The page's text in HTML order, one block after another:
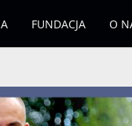
FUNDACJA O